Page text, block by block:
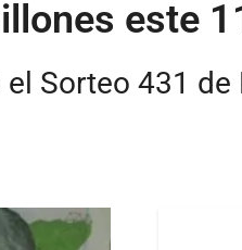
este
Sorteo 431